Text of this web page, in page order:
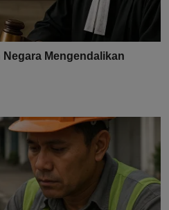
Mengendalikan